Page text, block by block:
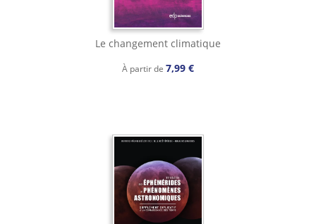
Le changement climatique
À partir de 7,99 €